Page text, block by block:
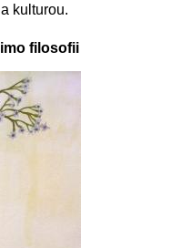
kulturou.
filosofii